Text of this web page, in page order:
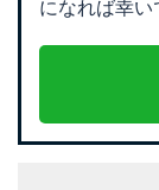
になれば幸い